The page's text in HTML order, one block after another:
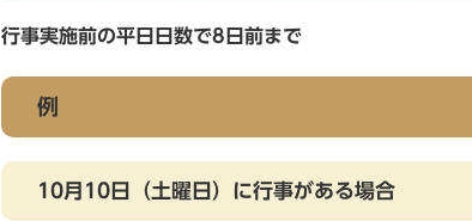
行事実施前の平日日数で8日前まで
例
10月10日（土曜日）に行事がある場合